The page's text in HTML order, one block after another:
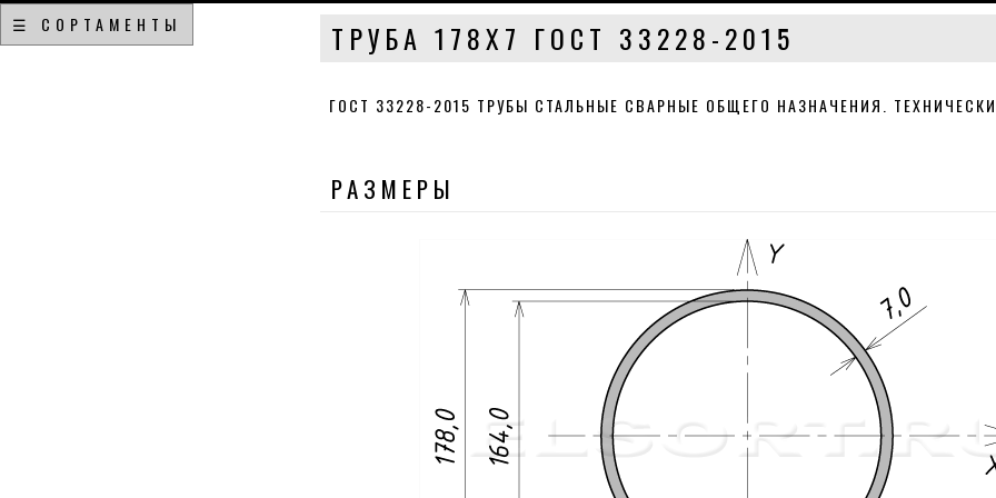
☰ СОРТАМЕНТЫ ТРУБА 178Х7 ГОСТ 33228-2015
ГОСТ 33228-2015 ТРУБЫ СТАЛЬНЫЕ СВАРНЫЕ ОБЩЕГО НАЗНАЧЕНИЯ.
РАЗМЕРЫ